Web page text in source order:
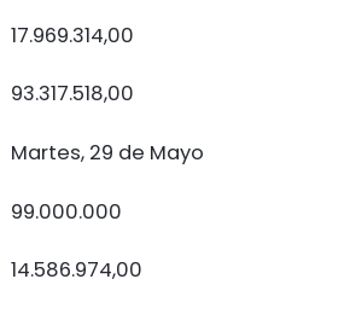
17.969.314,00
93.317.518,00
Martes, 29 de Mayo
99.000.000
14.586.974,00